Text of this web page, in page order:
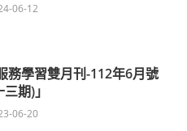
06-12
務學習雙月刊-112年6月號
期)」
06-20